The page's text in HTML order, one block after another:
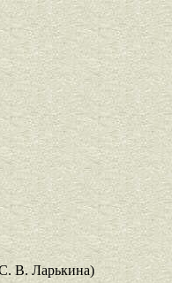
В. Ларькина)